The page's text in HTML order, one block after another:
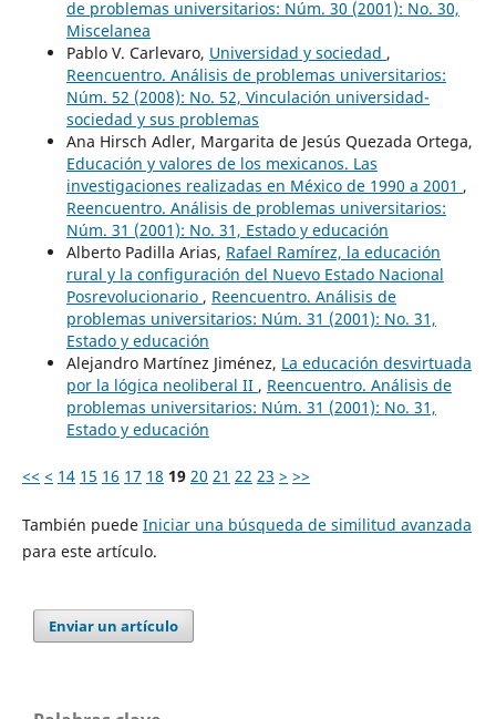
de problemas universitarios: Núm. 30 (2001): No. 30,
Miscelanea
Pablo V. Carlevaro, Universidad y sociedad ,
Reencuentro. Análisis de problemas universitarios:
Núm. 52 (2008): No. 52, Vinculación universidad-
sociedad y sus problemas
Ana Hirsch Adler, Margarita de Jesús Quezada Ortega,
Educación y valores de los mexicanos. Las
investigaciones realizadas en México de 1990 a 2001 ,
Reencuentro. Análisis de problemas universitarios:
Núm. 31 (2001): No. 31, Estado y educación
Alberto Padilla Arias, Rafael Ramírez, la educación
rural y la configuración del Nuevo Estado Nacional
Posrevolucionario , Reencuentro. Análisis de
problemas universitarios: Núm. 31 (2001): No. 31,
Estado y educación
Alejandro Martínez Jiménez, La educación desvirtuada
por la lógica neoliberal II , Reencuentro. Análisis de
problemas universitarios: Núm. 31 (2001): No. 31,
Estado y educación
<< < 14 15 16 17 18 19 20 21 22 23 > >>
También puede Iniciar una búsqueda de similitud avanzada
para este artículo.
Enviar un artículo